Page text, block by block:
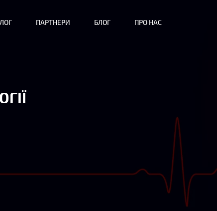
ПАРТНЕРИ БЛОГ ПРО НАС